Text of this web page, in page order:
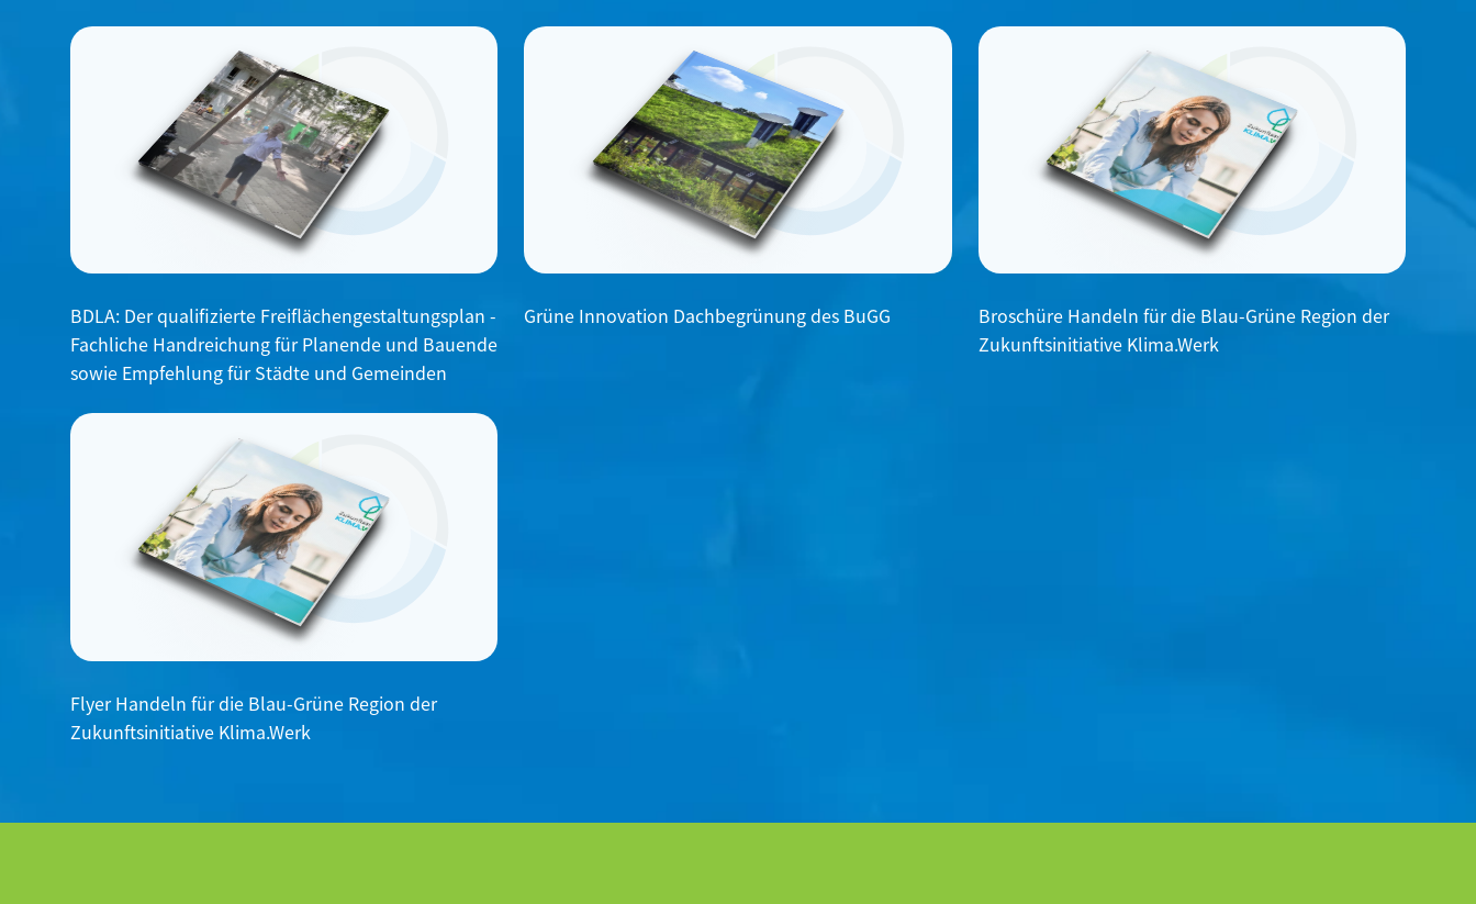
BDLA: Der qualifizierte Freiflächengestaltungsplan -
Fachliche Handreichung für Planende und Bauende
sowie Empfehlung für Städte und Gemeinden
Grüne Innovation Dachbegrünung des BuGG
Broschüre Handeln für die Blau-Grüne Region der
Zukunftsinitiative Klima.Werk
Flyer Handeln für die Blau-Grüne Region der
Zukunftsinitiative Klima.Werk